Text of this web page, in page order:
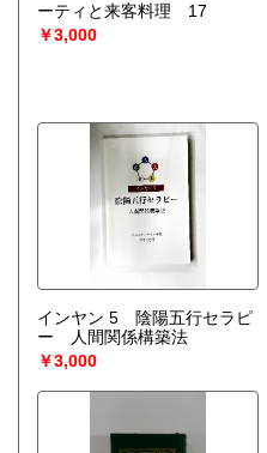
ーティと来客料理 17
￥3,000
インヤン 5 陰陽五行セラピ
ー 人間関係構築法
￥3,000